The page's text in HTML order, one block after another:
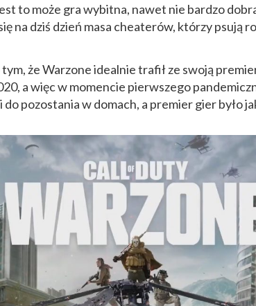
to może gra wybitna, nawet nie bardzo
na dziś dzień masa cheaterów, którzy psują
że Warzone idealnie trafił ze swoją
a więc w momencie pierwszego
do pozostania w domach, a premier gier było